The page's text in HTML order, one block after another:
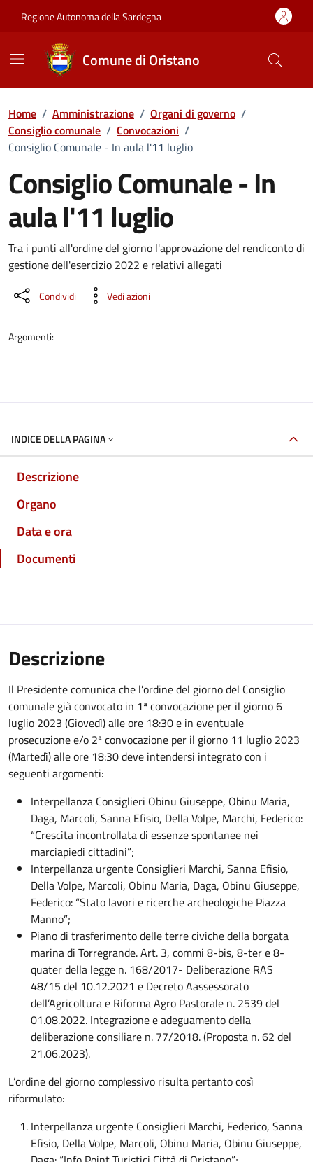
Regione Autonoma della Sardegna
Comune di Oristano
Home / Amministrazione / Organi di governo /
Consiglio comunale / Convocazioni /
Consiglio Comunale - In aula l'11 luglio
Consiglio Comunale - In
aula l'11 luglio
???portal.DettaglioConvocazione???
Tra i punti all'ordine del giorno l'approvazione del rendiconto di
gestione dell'esercizio 2022 e relativi allegati
Condividi Vedi azioni
Argomenti:
INDICE DELLA PAGINA
Descrizione
Organo
Data e ora
Documenti
Descrizione
Il Presidente comunica che l’ordine del giorno del Consiglio
comunale già convocato in 1ª convocazione per il giorno 6
luglio 2023 (Giovedì) alle ore 18:30 e in eventuale
prosecuzione e/o 2ª convocazione per il giorno 11 luglio 2023
(Martedì) alle ore 18:30 deve intendersi integrato con i
seguenti argomenti:
Interpellanza Consiglieri Obinu Giuseppe, Obinu Maria,
Daga, Marcoli, Sanna Efisio, Della Volpe, Marchi, Federico:
“Crescita incontrollata di essenze spontanee nei
marciapiedi cittadini”;
Interpellanza urgente Consiglieri Marchi, Sanna Efisio,
Della Volpe, Marcoli, Obinu Maria, Daga, Obinu Giuseppe,
Federico: “Stato lavori e ricerche archeologiche Piazza
Manno”;
Piano di trasferimento delle terre civiche della borgata
marina di Torregrande. Art. 3, commi 8-bis, 8-ter e 8-
quater della legge n. 168/2017- Deliberazione RAS
48/15 del 10.12.2021 e Decreto Aassessorato
dell’Agricoltura e Riforma Agro Pastorale n. 2539 del
01.08.2022. Integrazione e adeguamento della
deliberazione consiliare n. 77/2018. (Proposta n. 62 del
21.06.2023).
L’ordine del giorno complessivo risulta pertanto così
riformulato:
Interpellanza urgente Consiglieri Marchi, Federico, Sanna
Efisio, Della Volpe, Marcoli, Obinu Maria, Obinu Giuseppe,